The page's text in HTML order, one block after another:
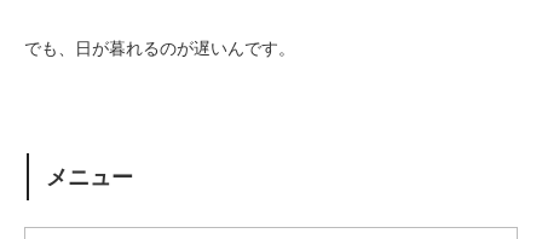
でも、日が暮れるのが遅いんです。
メニュー